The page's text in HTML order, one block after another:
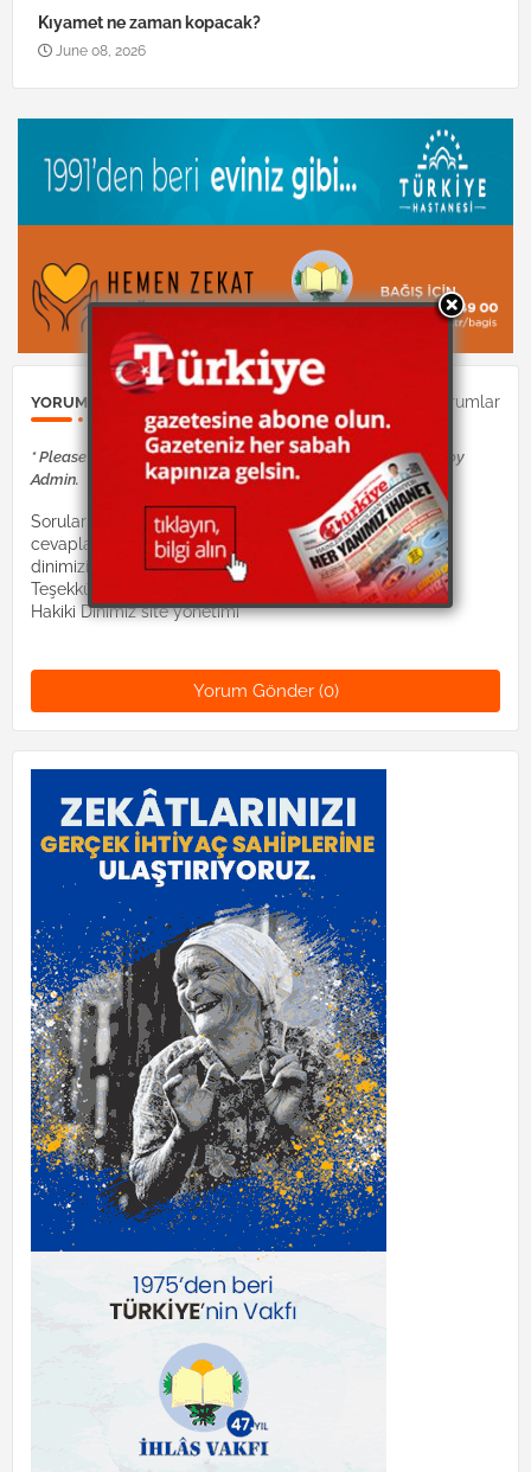
Kıyamet ne zaman kopacak?
June 08, 2026
YORUM GÖNDER 0Yorumlar
* Please Don't Spam Here. All the Comments are Reviewed by
Admin.
Sorularınız Dinimiz İslam hocaları tarafından
cevaplandırılacaktır. Lütfen suallerinizi:
dinimizislam2@gmail.com mail adresine gönderiniz.
Teşekkürler.
Hakiki Dinimiz site yönetimi
Yorum Gönder (0)